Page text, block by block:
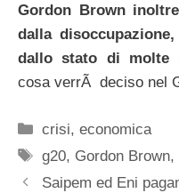
Gordon Brown
dalla
dallo stato di molte
cosa verrÃ deciso nel
Categorie
crisi,economica
Tag
g20, Gordon Brown,
Saipem ed Eni